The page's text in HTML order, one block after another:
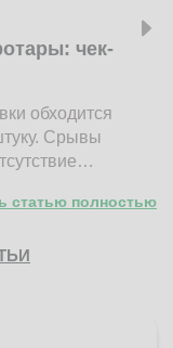
чек-
обходится
Срывы
статью полностью